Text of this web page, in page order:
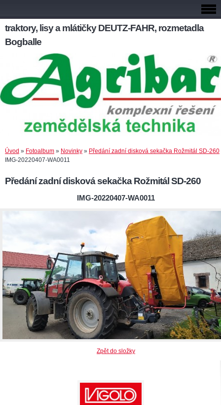
traktory, lisy a mlátičky DEUTZ-FAHR, rozmetadla
Bogballe
Úvod » Fotoalbum » Novinky » Předání zadní disková sekačka Rožmitál SD-260
IMG-20220407-WA0011
Předání zadní disková sekačka Rožmitál SD-260
IMG-20220407-WA0011
Zpět do složky